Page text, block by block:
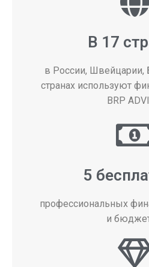
В 17
в России, Швейцарии,
странах используют
BRP
5
профессиональных
и